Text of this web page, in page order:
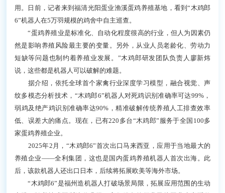
用。日前，记者来到福清光阳蛋业渔溪蛋鸡养殖基地，看到“木鸡郎
6”机器人在5万羽规模的鸡舍中自主巡查。
“蛋鸡养殖业是标准化、自动化程度很高的行业，但人为因素仍
然是影响养殖风险最主要的变量。另外，从业人员老龄化、劳动力
短缺等问题也制约着养殖业发展。”木鸡郎研发团队负责人廖新炜
说，这些都是机器人可以破解的难题。
据介绍，依托全球首个家禽行业深度学习模型，融合视觉、声
纹多模态分析技术，“木鸡郎6”机器人对死鸡识别准确率可达99%，
弱鸡及绝产鸡识别准确率达90%，精准破解传统养殖人工排查效率
低、误差大的痛点。现在，已有220多台“木鸡郎”服务于全国100多
家蛋鸡养殖企业。
2025年2月，“木鸡郎6”首次出口马来西亚，应用于当地最大的
养殖企业——全利集团，这也是国内蛋鸡养殖机器人首次出海。此
后，该款机器人还出口日本，后续将拓展欧美等海外市场。
“木鸡郎6”是福州造机器人打破场景局限，拓展应用范围的生动